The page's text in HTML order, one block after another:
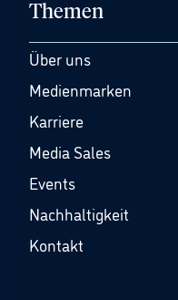
Themen
Über uns
Medienmarken
Karriere
Media Sales
Events
Nachhaltigkeit
Kontakt